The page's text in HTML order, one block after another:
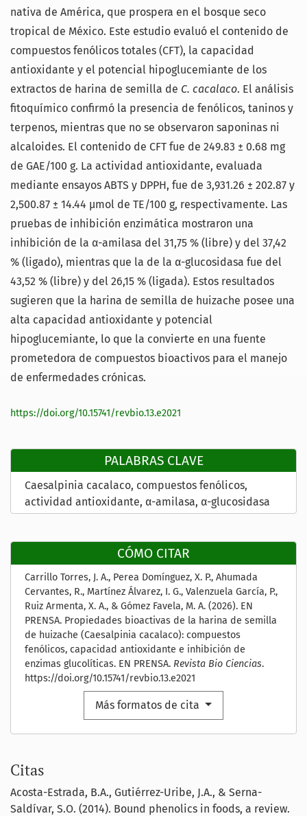
PALABRAS CLAVE
Caesalpinia cacalaco compuestos fenólicos
actividad antioxidante α-amilasa α-glucosidasa
CÓMO CITAR
Carrillo Torres, J. A., Perea Domínguez, X. P., Ahumada
Cervantes, R., Martínez Álvarez, I. G., Valenzuela García, P.,
Ruiz Armenta, X. A., & Gómez Favela, M. A. (2026). EN
PRENSA. Propiedades bioactivas de la harina de semilla
de huizache (Caesalpinia cacalaco): compuestos
fenólicos, capacidad antioxidante e inhibición de
enzimas glucolíticas. EN PRENSA. Revista Bio Ciencias.
https://doi.org/10.15741/revbio.13.e2021
Más formatos de cita
nativa de América, que prospera en el bosque seco
tropical de México. Este estudio evaluó el contenido de
compuestos fenólicos totales (CFT), la capacidad
antioxidante y el potencial hipoglucemiante de los
extractos de harina de semilla de C. cacalaco. El análisis
fitoquímico confirmó la presencia de fenólicos, taninos y
terpenos, mientras que no se observaron saponinas ni
alcaloides. El contenido de CFT fue de 249.83 ± 0.68 mg
de GAE/100 g. La actividad antioxidante, evaluada
mediante ensayos ABTS y DPPH, fue de 3,931.26 ± 202.87 y
2,500.87 ± 14.44 µmol de TE/100 g, respectivamente. Las
pruebas de inhibición enzimática mostraron una
inhibición de la α-amilasa del 31,75 % (libre) y del 37,42
% (ligado), mientras que la de la α-glucosidasa fue del
43,52 % (libre) y del 26,15 % (ligada). Estos resultados
sugieren que la harina de semilla de huizache posee una
alta capacidad antioxidante y potencial
hipoglucemiante, lo que la convierte en una fuente
prometedora de compuestos bioactivos para el manejo
de enfermedades crónicas.
https://doi.org/10.15741/revbio.13.e2021
Citas
Acosta-Estrada, B.A., Gutiérrez-Uribe, J.A., & Serna-
Saldívar, S.O. (2014). Bound phenolics in foods, a review.